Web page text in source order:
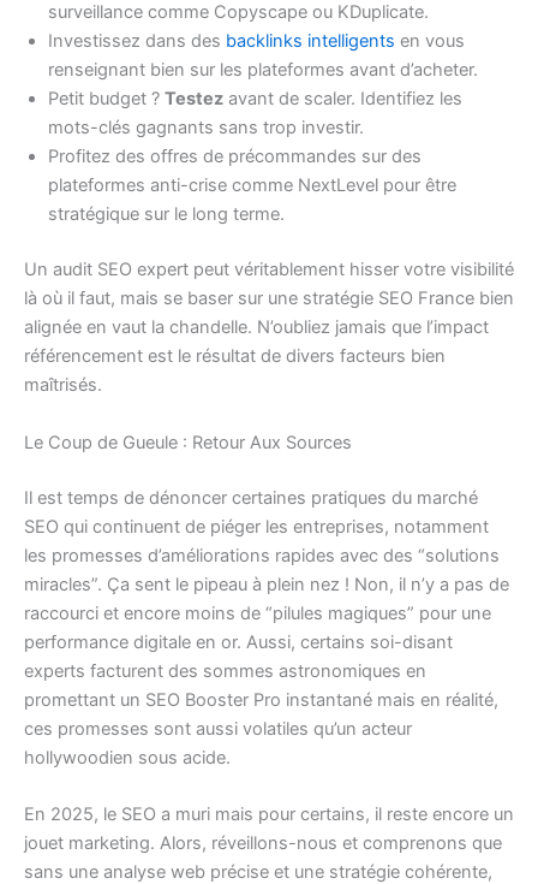
surveillance comme Copyscape ou KDuplicate.
Investissez dans des backlinks intelligents en vous
renseignant bien sur les plateformes avant d’acheter.
Petit budget ? Testez avant de scaler. Identifiez les
mots-clés gagnants sans trop investir.
Profitez des offres de précommandes sur des
plateformes anti-crise comme NextLevel pour être
stratégique sur le long terme.
Un audit SEO expert peut véritablement hisser votre visibilité
là où il faut, mais se baser sur une stratégie SEO France bien
alignée en vaut la chandelle. N’oubliez jamais que l’impact
référencement est le résultat de divers facteurs bien
maîtrisés.
Le Coup de Gueule : Retour Aux Sources
Il est temps de dénoncer certaines pratiques du marché
SEO qui continuent de piéger les entreprises, notamment
les promesses d’améliorations rapides avec des “solutions
miracles”. Ça sent le pipeau à plein nez ! Non, il n’y a pas de
raccourci et encore moins de “pilules magiques” pour une
performance digitale en or. Aussi, certains soi-disant
experts facturent des sommes astronomiques en
promettant un SEO Booster Pro instantané mais en réalité,
ces promesses sont aussi volatiles qu’un acteur
hollywoodien sous acide.
En 2025, le SEO a muri mais pour certains, il reste encore un
jouet marketing. Alors, réveillons-nous et comprenons que
sans une analyse web précise et une stratégie cohérente,